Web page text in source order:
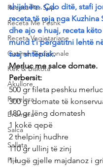
Receta Per Sup
Receta Me Peshk
Receta Vegjetariane
Gatime Tradicionale
Kek & Biskota
Akullore
Recelera
Brumera
Salca
Sallata
Pije
shijshëm. Çdo ditë, stafi
receta të reja nga Kuzhina
dhe ajo e huaj, receta
mund t’i përgatitni lehtë
tuaj shtëpiak.
Merluc me salce domate.
Perbersit:
500 gr fileta peshku merluc
300 gr domate të
180 gr lëng domatesh
1 kokë qepë
2 thelpinj hudhre
110 gr ullinj të zinj
1 lugë gjelle majdanoz i